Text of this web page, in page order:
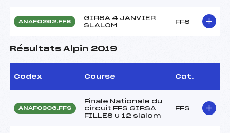
ANAF0262.FFS
GIRSA 4 JANVIER
SLALOM
FFS
Résultats Alpin 2019
Codex Course Cat.
ANAF0306.FFS
Finale Nationale du
circuit FFS GIRSA
FILLES u 12 slalom
FFS